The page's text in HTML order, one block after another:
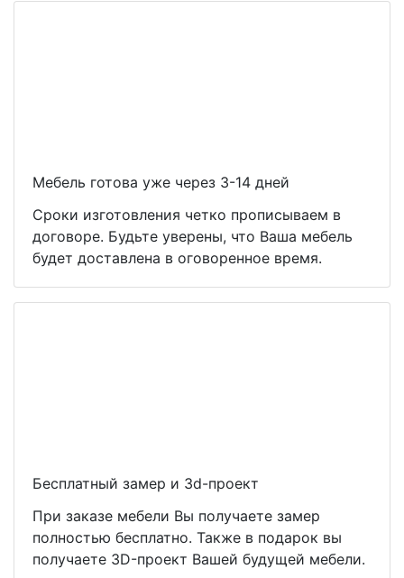
Мебель готова уже через 3-14 дней
Сроки изготовления четко прописываем в
договоре. Будьте уверены, что Ваша мебель
будет доставлена в оговоренное время.
Бесплатный замер и 3d-проект
При заказе мебели Вы получаете замер
полностью бесплатно. Также в подарок вы
получаете 3D-проект Вашей будущей мебели.